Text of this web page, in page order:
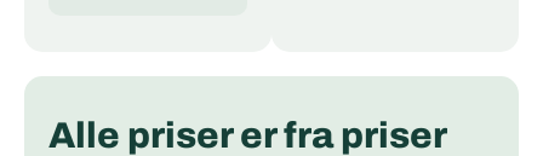
Alle priser er fra priser